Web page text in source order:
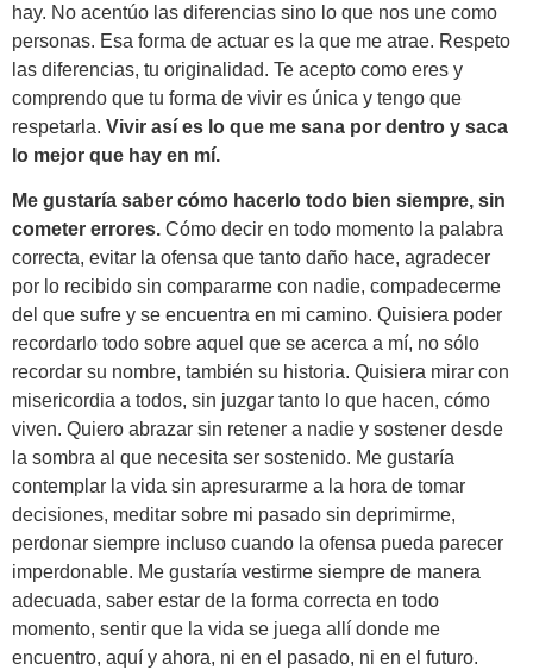
hay. No acentúo las diferencias sino lo que nos une como
personas. Esa forma de actuar es la que me atrae. Respeto
las diferencias, tu originalidad. Te acepto como eres y
comprendo que tu forma de vivir es única y tengo que
respetarla. Vivir así es lo que me sana por dentro y saca
lo mejor que hay en mí.
Me gustaría saber cómo hacerlo todo bien siempre, sin
cometer errores. Cómo decir en todo momento la palabra
correcta, evitar la ofensa que tanto daño hace, agradecer
por lo recibido sin compararme con nadie, compadecerme
del que sufre y se encuentra en mi camino. Quisiera poder
recordarlo todo sobre aquel que se acerca a mí, no sólo
recordar su nombre, también su historia. Quisiera mirar con
misericordia a todos, sin juzgar tanto lo que hacen, cómo
viven. Quiero abrazar sin retener a nadie y sostener desde
la sombra al que necesita ser sostenido. Me gustaría
contemplar la vida sin apresurarme a la hora de tomar
decisiones, meditar sobre mi pasado sin deprimirme,
perdonar siempre incluso cuando la ofensa pueda parecer
imperdonable. Me gustaría vestirme siempre de manera
adecuada, saber estar de la forma correcta en todo
momento, sentir que la vida se juega allí donde me
encuentro, aquí y ahora, ni en el pasado, ni en el futuro.